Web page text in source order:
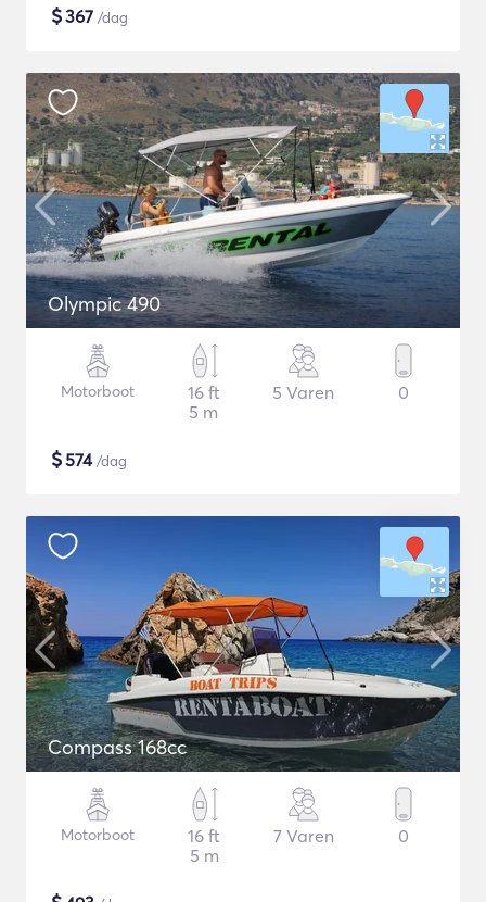
$367 /dag
Olympic 490
Motorboot
16 ft
5 m
5 Varen 0
$574/dag
Compass 168cc
Motorboot
16 ft
5 m
7 Varen 0